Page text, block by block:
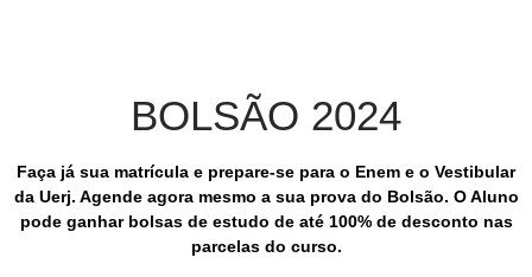
BOLSÃO 2024
Faça já sua matrícula e prepare-se para o Enem e o Vestibular
da Uerj. Agende agora mesmo a sua prova do Bolsão. O Aluno
pode ganhar bolsas de estudo de até 100% de desconto nas
parcelas do curso.